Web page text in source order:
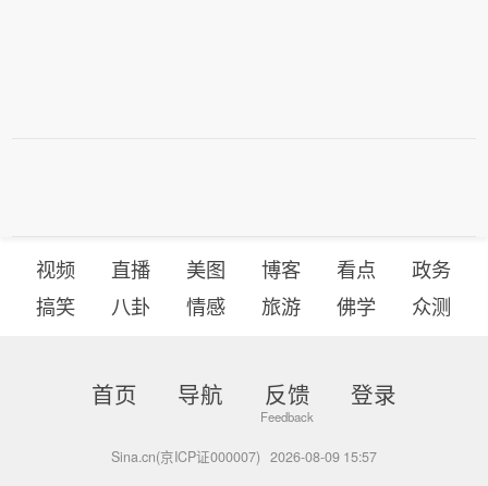
视频 直播 美图 博客 看点
政务
搞笑
八卦 情感 旅游 佛学 众测
首页 导航 反馈 登录
Sina.cn(京ICP证000007) 2026-08-09 15:57